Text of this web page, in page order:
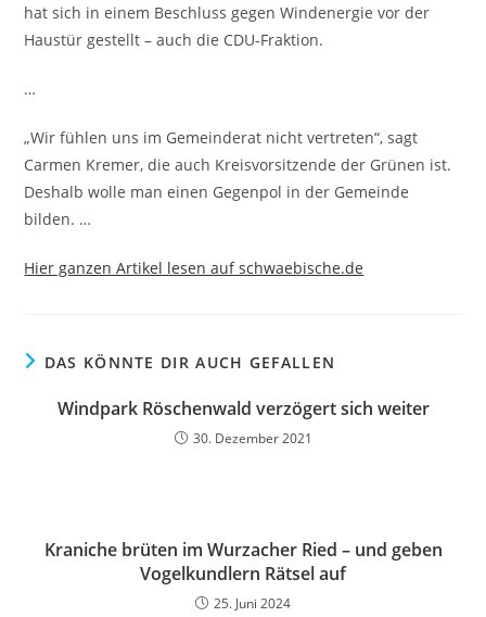
hat sich in einem Beschluss gegen Windenergie vor der
Haustür gestellt – auch die CDU-Fraktion.
…
„Wir fühlen uns im Gemeinderat nicht vertreten“, sagt
Carmen Kremer, die auch Kreisvorsitzende der Grünen ist.
Deshalb wolle man einen Gegenpol in der Gemeinde
bilden. …
Hier ganzen Artikel lesen auf schwaebische.de
DAS KÖNNTE DIR AUCH GEFALLEN
Windpark Röschenwald verzögert sich weiter
30. Dezember 2021
Kraniche brüten im Wurzacher Ried – und geben
Vogelkundlern Rätsel auf
25. Juni 2024